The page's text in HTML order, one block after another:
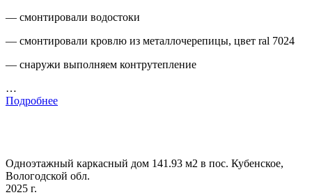
— смонтировали водостоки
— смонтировали кровлю из металлочерепицы, цвет ral 7024
— снаружи выполняем контрутепление
…
Подробнее
Одноэтажный каркасный дом 141.93 м2 в пос. Кубенское,
Вологодской обл.
2025 г.